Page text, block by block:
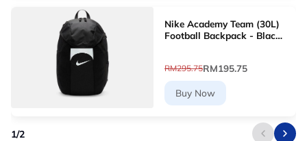
Nike Academy Team (30L)
Football Backpack - Black
RM295.75RM195.75
Buy Now
1/2